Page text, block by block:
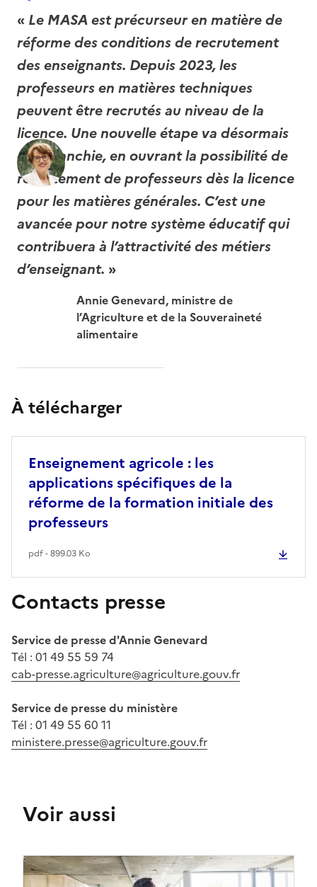
« Le MASA est précurseur en matière de
réforme des conditions de recrutement
des enseignants. Depuis 2023, les
professeurs en matières techniques
peuvent être recrutés au niveau de la
licence. Une nouvelle étape va désormais
être franchie, en ouvrant la possibilité de
recrutement de professeurs dès la licence
pour les matières générales. C’est une
avancée pour notre système éducatif qui
contribuera à l’attractivité des métiers
d’enseignant. »
Annie Genevard, ministre de
l’Agriculture et de la Souveraineté
alimentaire
À télécharger
Enseignement agricole : les
applications spécifiques de la
réforme de la formation initiale des
professeurs
pdf - 899.03 Ko
Contacts presse
Service de presse d'Annie Genevard
Tél : 01 49 55 59 74
cab-presse.agriculture@agriculture.gouv.fr
Service de presse du ministère
Tél : 01 49 55 60 11
ministere.presse@agriculture.gouv.fr
Voir aussi